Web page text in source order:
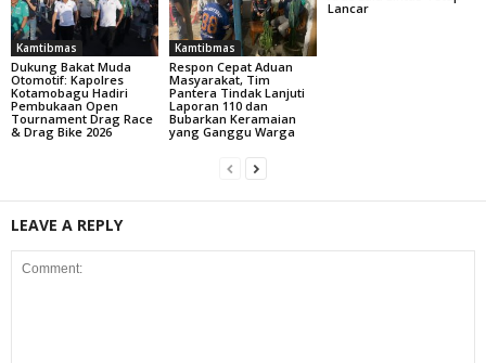
Kamtibmas
Dukung Bakat Muda
Otomotif: Kapolres
Kotamobagu Hadiri
Pembukaan Open
Tournament Drag Race
& Drag Bike 2026
Kamtibmas
Respon Cepat Aduan
Masyarakat, Tim
Pantera Tindak Lanjuti
Laporan 110 dan
Bubarkan Keramaian
yang Ganggu Warga
Lancar
LEAVE A REPLY